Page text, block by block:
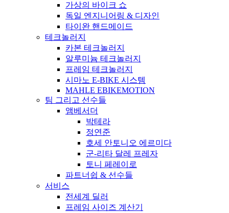
가상의 바이크 쇼
독일 엔지니어링 & 디자인
타이완 핸드메이드
테크놀러지
카본 테크놀러지
알루미늄 테크놀러지
프레임 테크놀러지
시마노 E-BIKE 시스템
MAHLE EBIKEMOTION
팀 그리고 선수들
앰베서더
박테라
정연준
호세 안토니오 에르미다
군-리타 달레 프레자
토니 페레이로
파트너쉽 & 선수들
서비스
전세계 딜러
프레임 사이즈 계산기